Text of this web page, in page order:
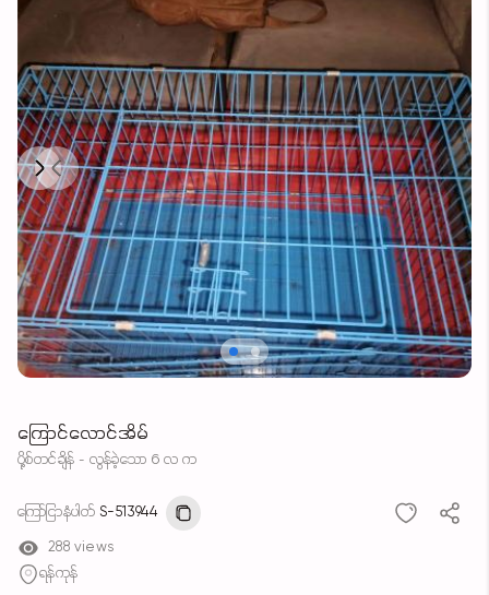
Previous
Next
ကြောင်လောင်အိမ်
ပို့စ်တင်ချိန် - လွန်ခဲ့သော 6 လ က
ကြော်ငြာနံပါတ် S-513944
288 views
ရန်ကုန်